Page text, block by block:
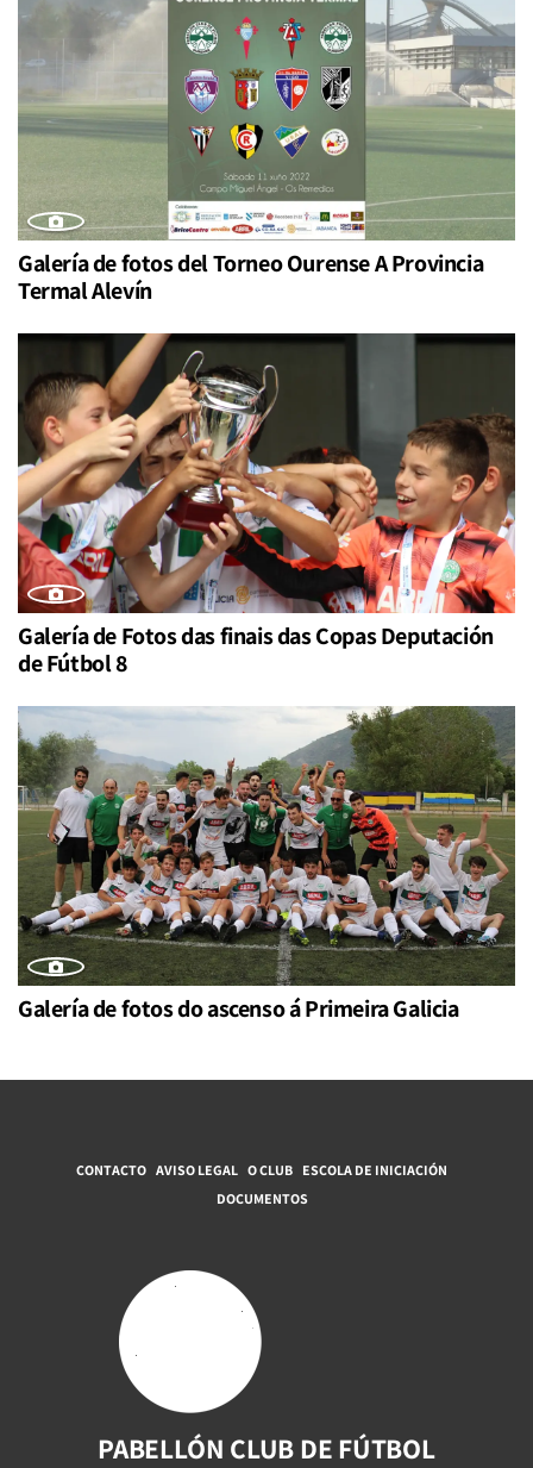
Galería de fotos del Torneo Ourense A Provincia
Termal Alevín
Galería de Fotos das finais das Copas Deputación
de Fútbol 8
Galería de fotos do ascenso á Primeira Galicia
CONTACTO AVISO LEGAL O CLUB ESCOLA DE INICIACIÓN
DOCUMENTOS
PABELLÓN CLUB DE FÚTBOL